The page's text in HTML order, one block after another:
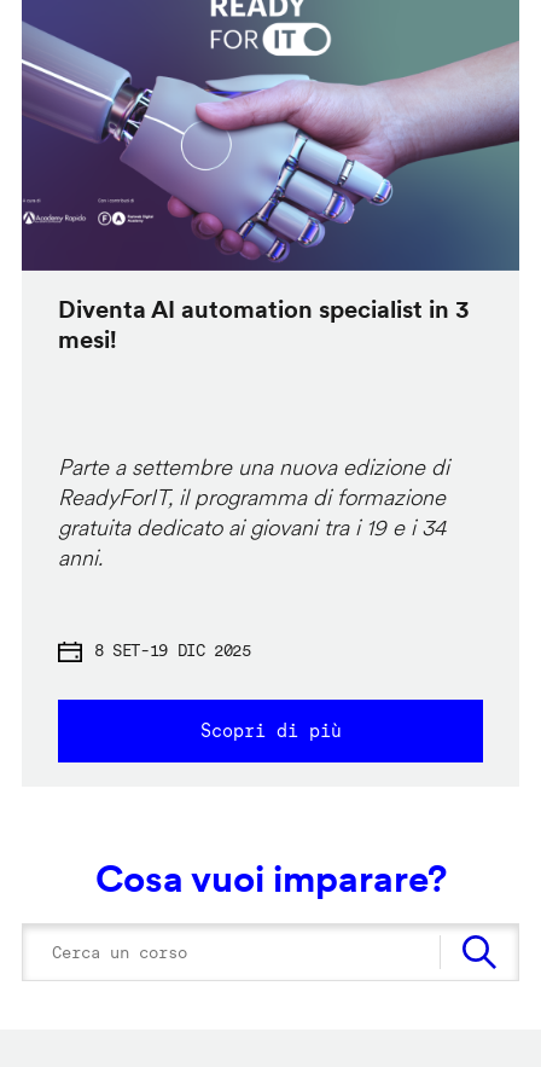
Diventa AI automation specialist in 3
mesi!
Parte a settembre una nuova edizione di
ReadyForIT, il programma di formazione
gratuita dedicato ai giovani tra i 19 e i 34
anni.
8 SET-19 DIC 2025
Scopri di più
Cosa vuoi imparare?